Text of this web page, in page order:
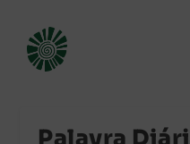
Palavra